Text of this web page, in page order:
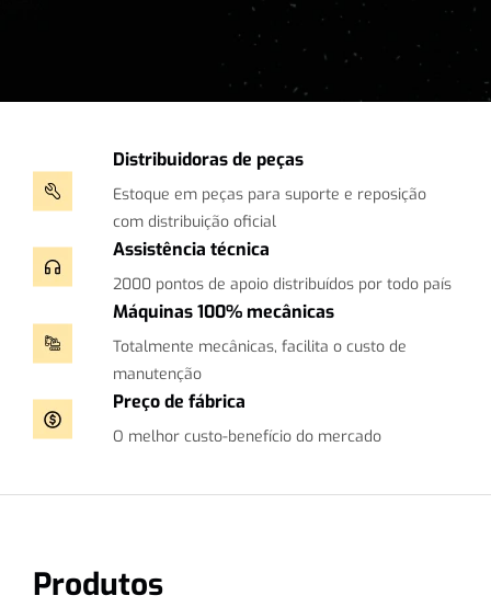
Distribuidoras de peças
Estoque em peças para suporte e reposição
com distribuição oficial
Assistência técnica
2000 pontos de apoio distribuídos por todo país
Máquinas 100% mecânicas
Totalmente mecânicas, facilita o custo de
manutenção
Preço de fábrica
O melhor custo-benefício do mercado
Produtos